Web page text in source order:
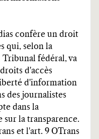
confère un droit
qui, selon la
fédéral, va
d'accès
d'information
des journalistes
dans la
la transparence.
et l'art. 9 OTrans